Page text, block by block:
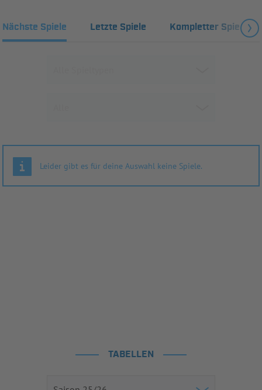
Nächste Spiele Letzte Spiele Kompletter Spielplan
Leider gibt es für deine Auswahl keine Spiele.
TABELLEN